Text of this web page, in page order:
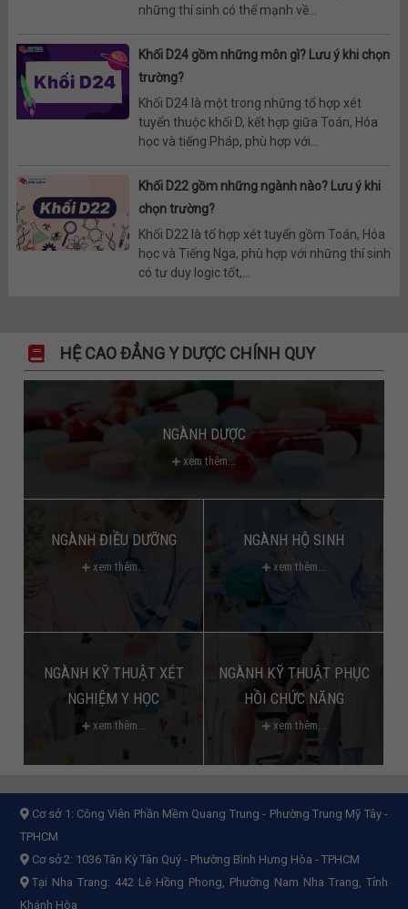
những thí sinh có thế mạnh về...
Khối D24 gồm những môn gì? Lưu ý khi chọn
trường?
Khối D24 là một trong những tổ hợp xét
tuyển thuộc khối D, kết hợp giữa Toán, Hóa
học và tiếng Pháp, phù hợp với...
Khối D22 gồm những ngành nào? Lưu ý khi
chọn trường?
Khối D22 là tổ hợp xét tuyển gồm Toán, Hóa
học và Tiếng Nga, phù hợp với những thí sinh
có tư duy logic tốt,...
HỆ CAO ĐẲNG Y DƯỢC CHÍNH QUY
NGÀNH DƯỢC
xem thêm...
NGÀNH ĐIỀU DƯỠNG
xem thêm...
NGÀNH HỘ SINH
xem thêm...
NGÀNH KỸ THUẬT XÉT
NGHIỆM Y HỌC
xem thêm...
NGÀNH KỸ THUẬT PHỤC
HỒI CHỨC NĂNG
xem thêm...
Cơ sở 1: Công Viên Phần Mềm Quang Trung - Phường Trung Mỹ Tây -
TPHCM
Cơ sở 2: 1036 Tân Kỳ Tân Quý - Phường Bình Hưng Hòa - TPHCM
Tại Nha Trang: 442 Lê Hồng Phong, Phường Nam Nha Trang, Tỉnh
Khánh Hòa